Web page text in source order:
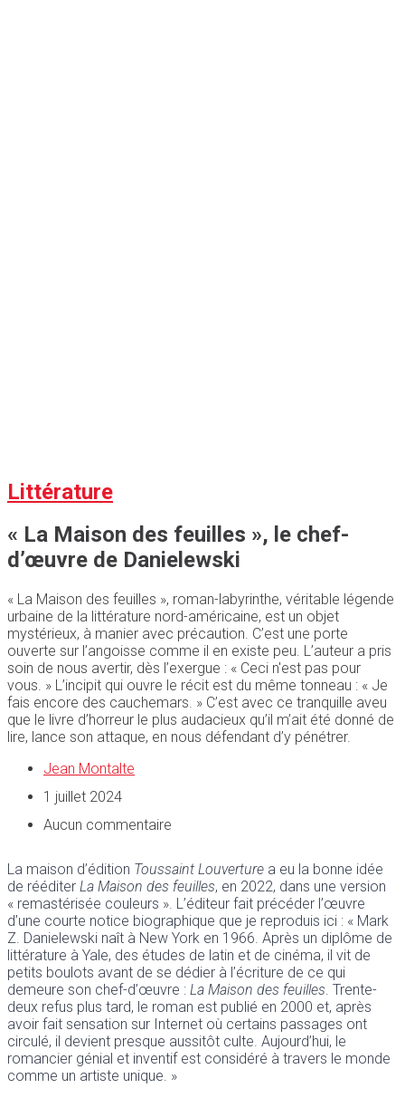
Littérature
« La Maison des feuilles », le chef-
d’œuvre de Danielewski
« La Maison des feuilles », roman-labyrinthe, véritable légende
urbaine de la littérature nord-américaine, est un objet
mystérieux, à manier avec précaution. C’est une porte
ouverte sur l’angoisse comme il en existe peu. L’auteur a pris
soin de nous avertir, dès l’exergue : « Ceci n'est pas pour
vous. » L’incipit qui ouvre le récit est du même tonneau : « Je
fais encore des cauchemars. » C’est avec ce tranquille aveu
que le livre d’horreur le plus audacieux qu’il m’ait été donné de
lire, lance son attaque, en nous défendant d’y pénétrer.
Jean Montalte
1 juillet 2024
Aucun commentaire
La maison d’édition Toussaint Louverture a eu la bonne idée
de rééditer La Maison des feuilles, en 2022, dans une version
« remastérisée couleurs ». L’éditeur fait précéder l’œuvre
d’une courte notice biographique que je reproduis ici : « Mark
Z. Danielewski naît à New York en 1966. Après un diplôme de
littérature à Yale, des études de latin et de cinéma, il vit de
petits boulots avant de se dédier à l’écriture de ce qui
demeure son chef-d’œuvre : La Maison des feuilles. Trente-
deux refus plus tard, le roman est publié en 2000 et, après
avoir fait sensation sur Internet où certains passages ont
circulé, il devient presque aussitôt culte. Aujourd’hui, le
romancier génial et inventif est considéré à travers le monde
comme un artiste unique. »